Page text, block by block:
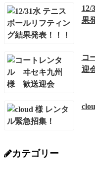
12/
果
コ
迎
カテゴリー